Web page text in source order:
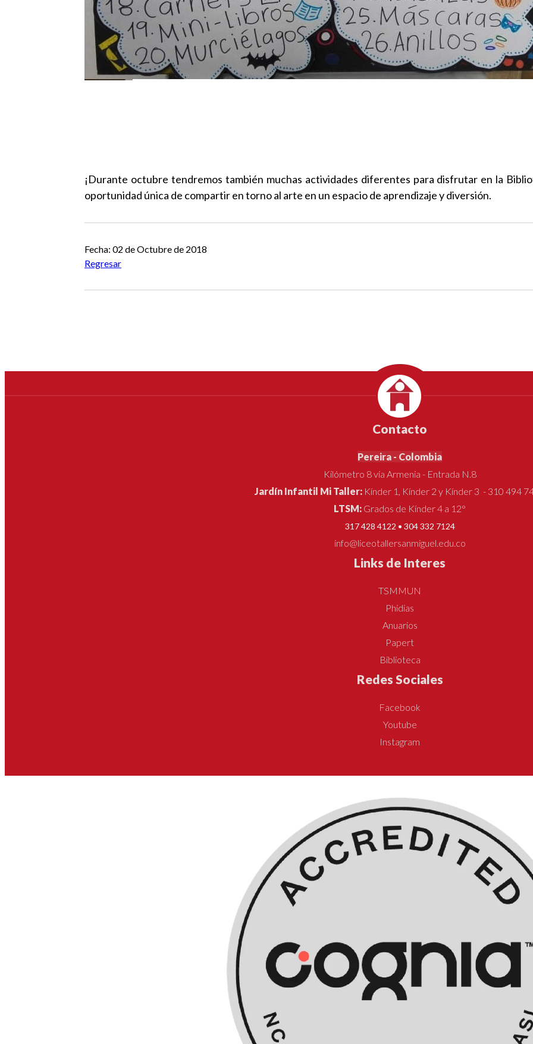
¡Durante octubre tendremos también muchas actividades diferentes para disfrutar en la
oportunidad única de compartir en torno al arte en un espacio de aprendizaje y diversión.
Fecha: 02 de Octubre de 2018
Regresar
Contacto
Pereira - Colombia
Kilómetro 8 vía Armenia - Entrada N.8
Jardín Infantil Mi Taller: Kínder 1, Kínder 2 y Kínder 3 - 310 494
LTSM: Grados de Kínder 4 a 12°
317 428 4122 • 304 332 7124
info@liceotallersanmiguel.edu.co
Links de Interes
TSMMUN
Phidias
Anuarios
Papert
Biblioteca
Redes Sociales
Facebook
Youtube
Instagram